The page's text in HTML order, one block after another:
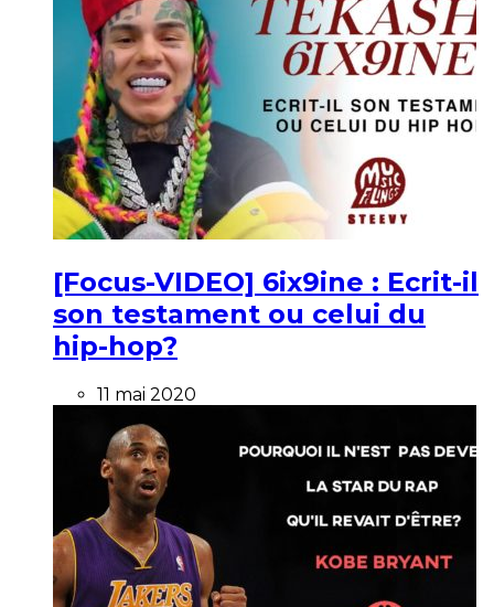
[Focus-VIDEO] 6ix9ine : Ecrit-il
son testament ou celui du
hip-hop?
11 mai 2020